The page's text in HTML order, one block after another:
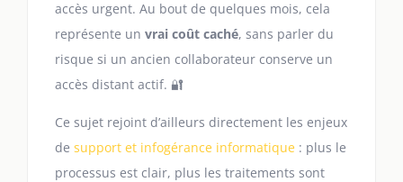
accès urgent. Au bout de quelques mois, cela
représente un vrai coût caché, sans parler du
risque si un ancien collaborateur conserve un
accès distant actif. 🔐
Ce sujet rejoint d’ailleurs directement les enjeux
de support et infogérance informatique : plus le
processus est clair, plus les traitements sont